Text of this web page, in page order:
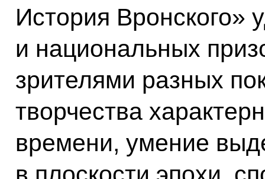
История Вронского»
и национальных
зрителями разных
творчества
времени, умение